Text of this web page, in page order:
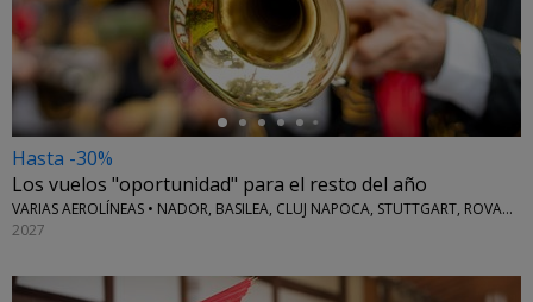
Hasta -30%
Los vuelos "oportunidad" para el resto del año
VARIAS AEROLÍNEAS • NADOR, BASILEA, CLUJ NAPOCA, STUTTGART, ROVANIEMI Y MÁS
2027